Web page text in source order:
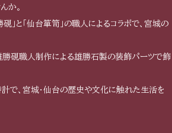
か。
」と「仙台箪笥」の職人によるコラボで、宮城の
硯職人制作による雄勝石製の装飾パーツで飾
で、宮城・仙台の歴史や文化に触れた生活を